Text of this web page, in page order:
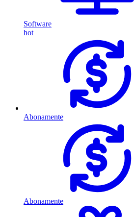
Software
hot
Abonamente
Abonamente